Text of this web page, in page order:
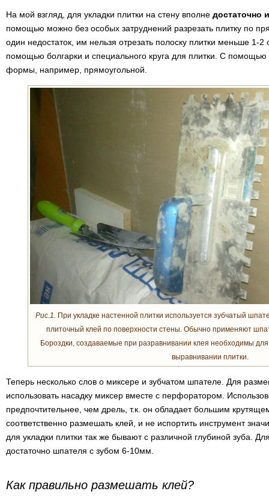
На мой взгляд, для укладки плитки на стену вполне достаточно
помощью можно без особых затруднений разрезать плитку по
один недостаток, им нельзя отрезать полоску плитки меньше
помощью болгарки и специального круга для плитки. С
формы, например, прямоугольной.
Рис.1. При укладке настенной плитки используется зубчатый
плиточный клей по поверхности стены. Обычно применяют
Бороздки, создаваемые при разравнивании клея необходимы
выравнивании плитки.
Теперь несколько слов о миксере и зубчатом шпателе. Для
использовать насадку миксер вместе с перфоратором.
предпочтительнее, чем дрель, т.к. он обладает большим
соответственно размешать клей, и не испортить инструмент
для укладки плитки так же бывают с различной глубиной зуба.
достаточно шпателя с зубом 6-10мм.
Как правильно размешать клей?